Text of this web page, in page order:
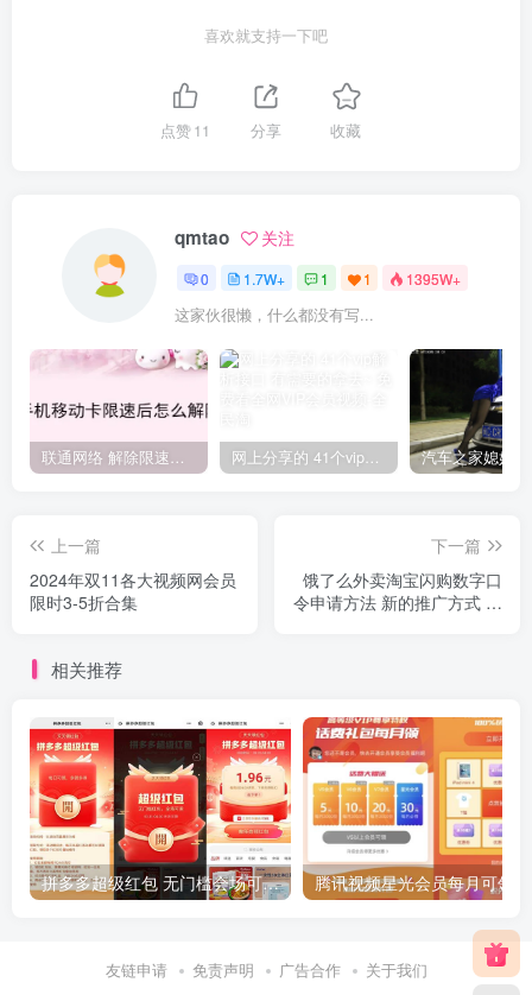
喜欢就支持一下吧
点赞11 分享 收藏
qmtao 关注
0 1.7W+ 1 1 1395W+
这家伙很懒，什么都没有写...
联通网络 解除限速方法参考！畅享、畅玩、老白干等及其它地区自测了 网上分享的 41个vip解析接口 有需要的拿去~ 免费看全网VIP会员视频
上一篇
2024年双11各大视频网会员
限时3-5折合集
下一篇
饿了么外卖淘宝闪购数字口
令申请方法 新的推广方式 新
相关推荐
拼多多超级红包 无门槛会场可用 天天可领 最高88.88元
友链申请 免责声明 广告合作 关于我们